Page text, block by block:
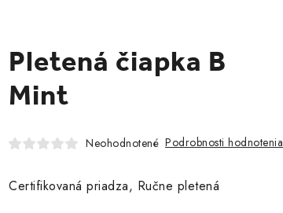
Pletená čiapka B
Mint
Neohodnotené Podrobnosti hodnotenia
Certifikovaná priadza, Ručne pletená